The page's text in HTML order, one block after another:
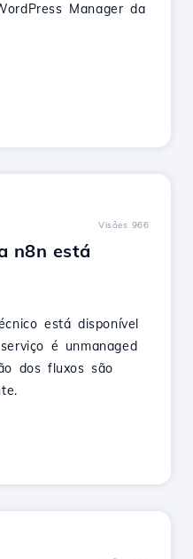
Manager da
Visões 966
n8n está
está disponível
é unmanaged
dos fluxos são